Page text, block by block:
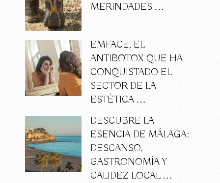
MERINDADES …
EMFACE, EL
ANTIBOTOX QUE HA
CONQUISTADO EL
SECTOR DE LA
ESTÉTICA …
DESCUBRE LA
ESENCIA DE MÁLAGA:
DESCANSO,
GASTRONOMÍA Y
CALIDEZ LOCAL …